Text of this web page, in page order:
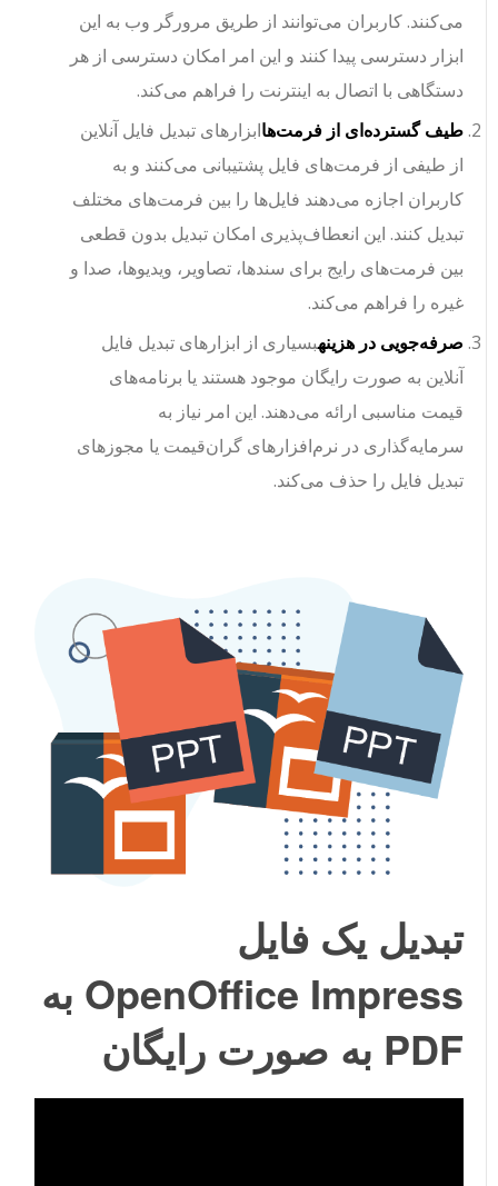
می‌کنند. کاربران می‌توانند از طریق مرورگر وب به این
ابزار دسترسی پیدا کنند و این امر امکان دسترسی از هر
دستگاهی با اتصال به اینترنت را فراهم می‌کند.
طیف گسترده‌ای از فرمت‌هاابزارهای تبدیل فایل آنلاین
از طیفی از فرمت‌های فایل پشتیبانی می‌کنند و به
کاربران اجازه می‌دهند فایل‌ها را بین فرمت‌های مختلف
تبدیل کنند. این انعطاف‌پذیری امکان تبدیل بدون قطعی
بین فرمت‌های رایج برای سند‌ها، تصاویر، ویدیوها، صدا و
غیره را فراهم می‌کند.
صرفه‌جویی در هزینهبسیاری از ابزارهای تبدیل فایل
آنلاین به صورت رایگان موجود هستند یا برنامه‌های
قیمت مناسبی ارائه می‌دهند. این امر نیاز به
سرمایه‌گذاری در نرم‌افزارهای گران‌قیمت یا مجوزهای
تبدیل فایل را حذف می‌کند.
تبدیل یک فایل
OpenOffice Impress به
PDF به صورت رایگان